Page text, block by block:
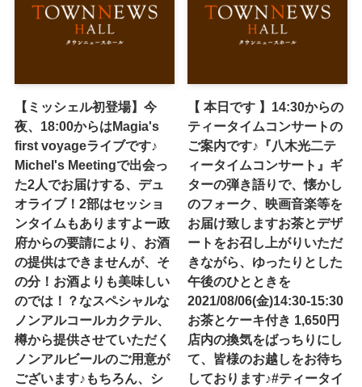
【ミッシェル初登場】今
夜、18:00からはMagia's
first voyageライブです♪
Michel's Meetingで出会っ
た2人でお届けする、デュ
オライブ！2部はセッショ
ンタイムもありますよー政
府からの要請により、お酒
の提供はできませんが、そ
の分！お酒よりも美味しい
のでは！？なスペシャルな
ノンアルコールカクテル、
樽から提供させていただく
ノンアルビールのご用意が
ございます♪もちろん、シ
【 本日です 】14:30からの
ティータイムコンサートの
ご案内です♪『八木光二テ
ィータイムコンサート』ギ
ターの弾き語りで、懐かし
のフォーク、映画音楽等を
お届け致します️お茶とデザ
ートをお召し上がりいただ
きながら、ゆったりとした
午後のひとときを️
2021/08/06(金)14:30-15:30
お茶とケーキ付き 1,650円
店内の換気をばっちりにし
て、皆様のお越しをお待ち
しております♪#ティータイ